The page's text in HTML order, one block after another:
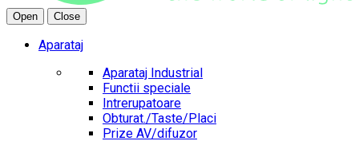
Open Close
Aparataj
Aparataj Industrial
Functii speciale
Intrerupatoare
Obturat./Taste/Placi
Prize AV/difuzor